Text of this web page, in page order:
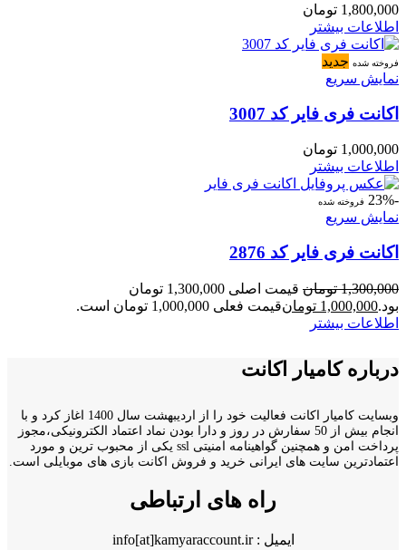
1,800,000 تومان
اطلاعات بیشتر
فروخته شده جدید
نمایش سریع
اکانت فری فایر کد 3007
1,000,000 تومان
اطلاعات بیشتر
-23% فروخته شده
نمایش سریع
اکانت فری فایر کد 2876
1,300,000 تومان
قیمت اصلی 1,300,000 تومان
بود.1,000,000 تومانقیمت فعلی 1,000,000 تومان است.
اطلاعات بیشتر
درباره کامیار اکانت
وبسایت کامیار اکانت فعالیت خود را از اردیبهشت سال 1400 اغاز کرد و با
انجام بیش از 50 سفارش در روز و دارا بودن نماد اعتماد الکترونیکی،مجوز
پرداخت امن و همچنین گواهینامه امنیتی ssl یکی از محبوب ترین و مورد
اعتمادترین سایت های ایرانی خرید و فروش اکانت بازی های موبایلی است.
راه های ارتباطی
ایمیل : info[at]kamyaraccount.ir